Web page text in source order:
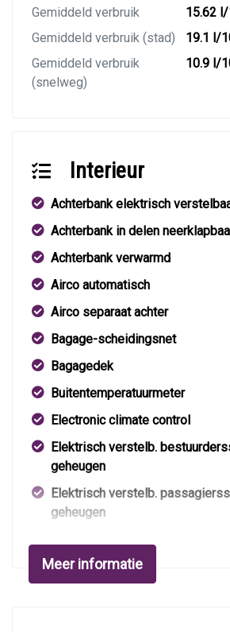
Gemiddeld verbruik
15.62
Gemiddeld verbruik (stad)
19.1 l/
Gemiddeld verbruik
(snelweg)
10.9 l/
Interieur
Achterbank elektrisch
Achterbank in delen
Achterbank verwarmd
Airco automatisch
Airco separaat achter
Bagage-scheidingsnet
Bagagedek
Buitentemperatuurmeter
Electronic climate control
Elektrisch verstelb.
geheugen
Elektrisch verstelb.
geheugen
Hoofdsteunen anti-whiplash
Meer informatie